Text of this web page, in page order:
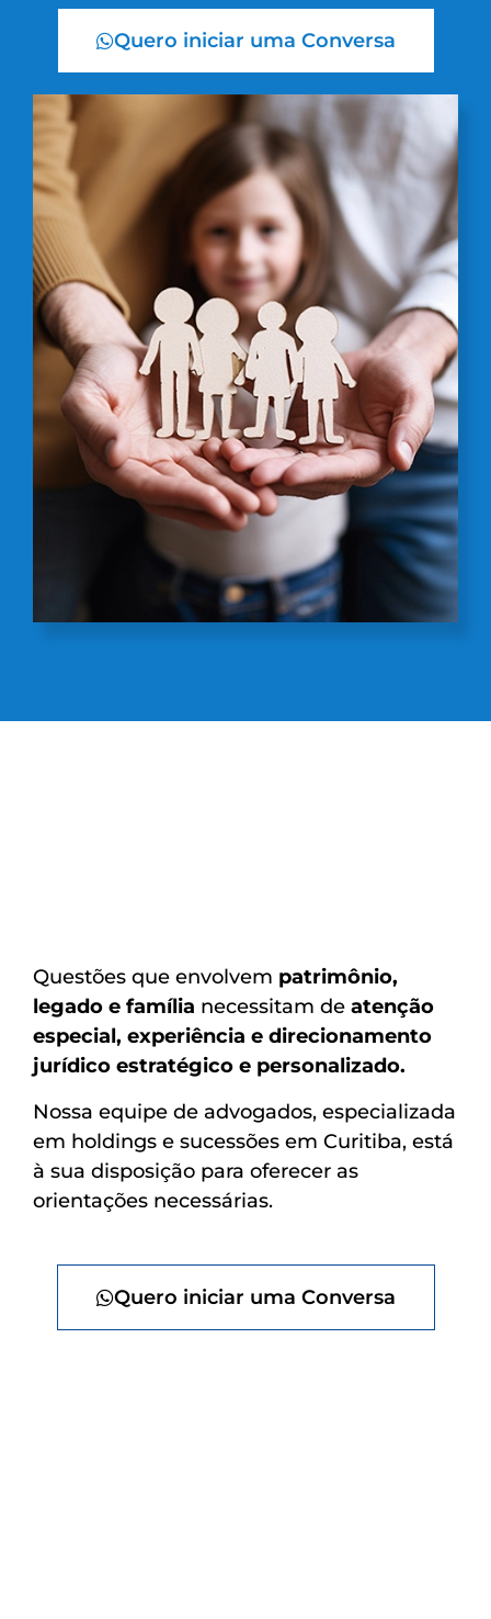
Quero iniciar uma Conversa
Questões que envolvem patrimônio,
legado e família necessitam de atenção
especial, experiência e direcionamento
jurídico estratégico e personalizado.
Nossa equipe de advogados, especializada
em holdings e sucessões em Curitiba, está
à sua disposição para oferecer as
orientações necessárias.
Quero iniciar uma Conversa